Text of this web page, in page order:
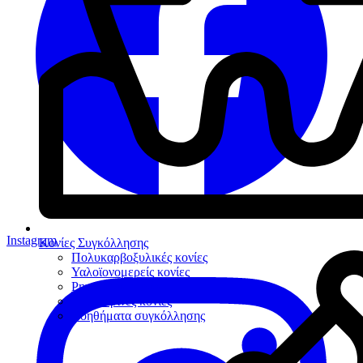
Κονίες Συγκόλλησης
Πολυκαρβοξυλικές κονίες
Υαλοϊονομερείς κονίες
Ρητινώδεις κονίες
Προσωρινές κονίες
Βοηθήματα συγκόλλησης
Instagram